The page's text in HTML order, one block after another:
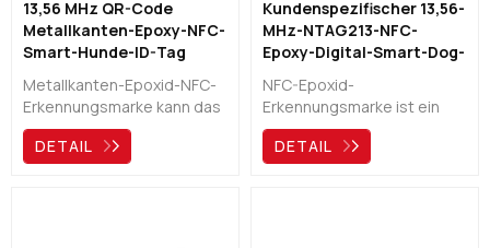
13,56 MHz QR-Code
Metallkanten-Epoxy-NFC-
Smart-Hunde-ID-Tag
Metallkanten-Epoxid-NFC-
Erkennungsmarke kann das
besondere Geschenk für
Ihre Haustiere sein! Es
DETAIL
Kundenspezifischer 13,56-
MHz-NTAG213-NFC-
Epoxy-Digital-Smart-Dog-
NFC-Epoxid-
Erkennungsmarke ist ein
besonderes Geschenk für
Ihren Hund. Es ist
DETAIL